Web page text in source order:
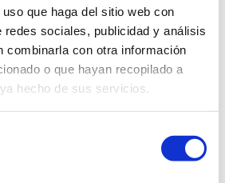
que haga del sitio web con
redes sociales, publicidad y análisis
combinarla con otra información
o que hayan recopilado a
hecho de sus servicios.